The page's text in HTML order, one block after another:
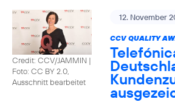
Credit: CCV/JAMMIN |
Foto: CC BY 2.0,
Ausschnitt bearbeitet
12. November
CCV QUALITY